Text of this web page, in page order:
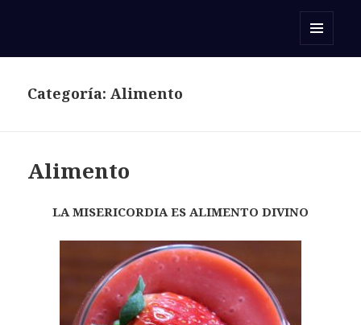
Categoría:Alimento
Alimento
LA MISERICORDIA ES ALIMENTO DIVINO